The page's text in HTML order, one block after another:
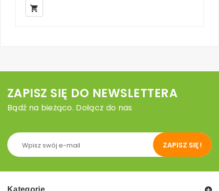
local_grocery_store
ZAPISZ SIĘ DO NEWSLETTERA
Bądź na bieżąco. Dołącz do nas
ZAPISZ SIĘ !
Kategorie